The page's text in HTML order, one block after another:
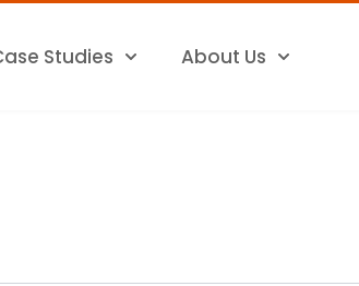
Studies About Us